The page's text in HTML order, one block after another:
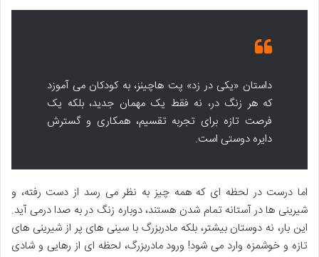
داستان «یکی در زد» پت هاچینز، به کودکان می آموزد
که هر زنگ در، نه فقط یک مهمان جدید، بلکه یک
فرصت تازه برای تجربه تقسیم، همکاری و گسترش
دایره دوستی است.
اما درست در لحظه ای که همه چیز به نظر می رسد از دست رفته، و
شیرینی ها در آستانه تمام شدن هستند، دوباره زنگ در به صدا درمی آید.
این بار، نه دوستان بیشتر، بلکه مادربزرگ با سینی های پر از شیرینی های
تازه و خوشمزه وارد می شود! ورود مادربزرگ، لحظه ای از رهایی و شادی